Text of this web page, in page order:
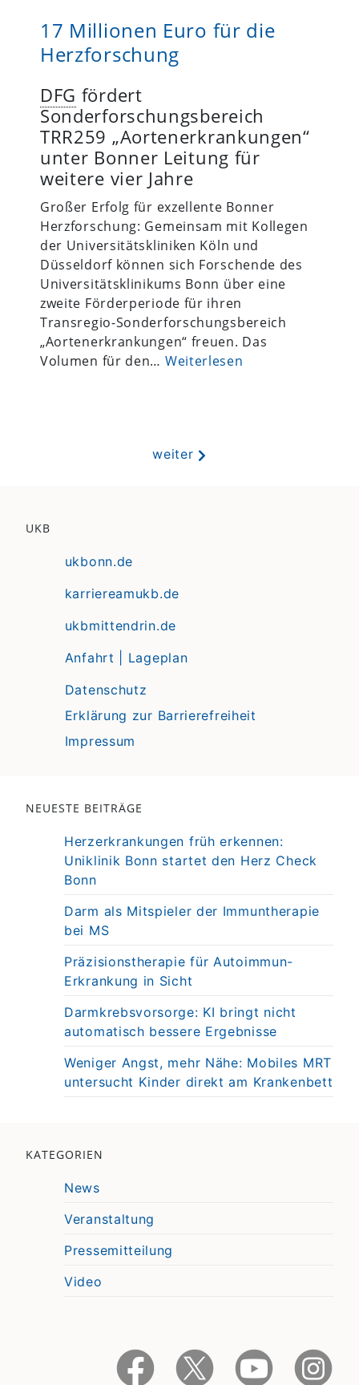
17 Millionen Euro für die
Herzforschung
DFG fördert
Sonderforschungsbereich
TRR259 „Aortenerkrankungen“
unter Bonner Leitung für
weitere vier Jahre
Großer Erfolg für exzellente Bonner
Herzforschung: Gemeinsam mit Kollegen
der Universitätskliniken Köln und
Düsseldorf können sich Forschende des
Universitätsklinikums Bonn über eine
zweite Förderperiode für ihren
Transregio-Sonderforschungsbereich
„Aortenerkrankungen“ freuen. Das
Volumen für den… Weiterlesen
weiter
UKB
ukbonn.de
karriereamukb.de
ukbmittendrin.de
Anfahrt | Lageplan
Datenschutz
Erklärung zur Barrierefreiheit
Impressum
NEUESTE BEITRÄGE
Herzerkrankungen früh erkennen:
Uniklinik Bonn startet den Herz Check
Bonn
Darm als Mitspieler der Immuntherapie
bei MS
Präzisionstherapie für Autoimmun-
Erkrankung in Sicht
Darmkrebsvorsorge: KI bringt nicht
automatisch bessere Ergebnisse
Weniger Angst, mehr Nähe: Mobiles MRT
untersucht Kinder direkt am Krankenbett
KATEGORIEN
News
Veranstaltung
Pressemitteilung
Video